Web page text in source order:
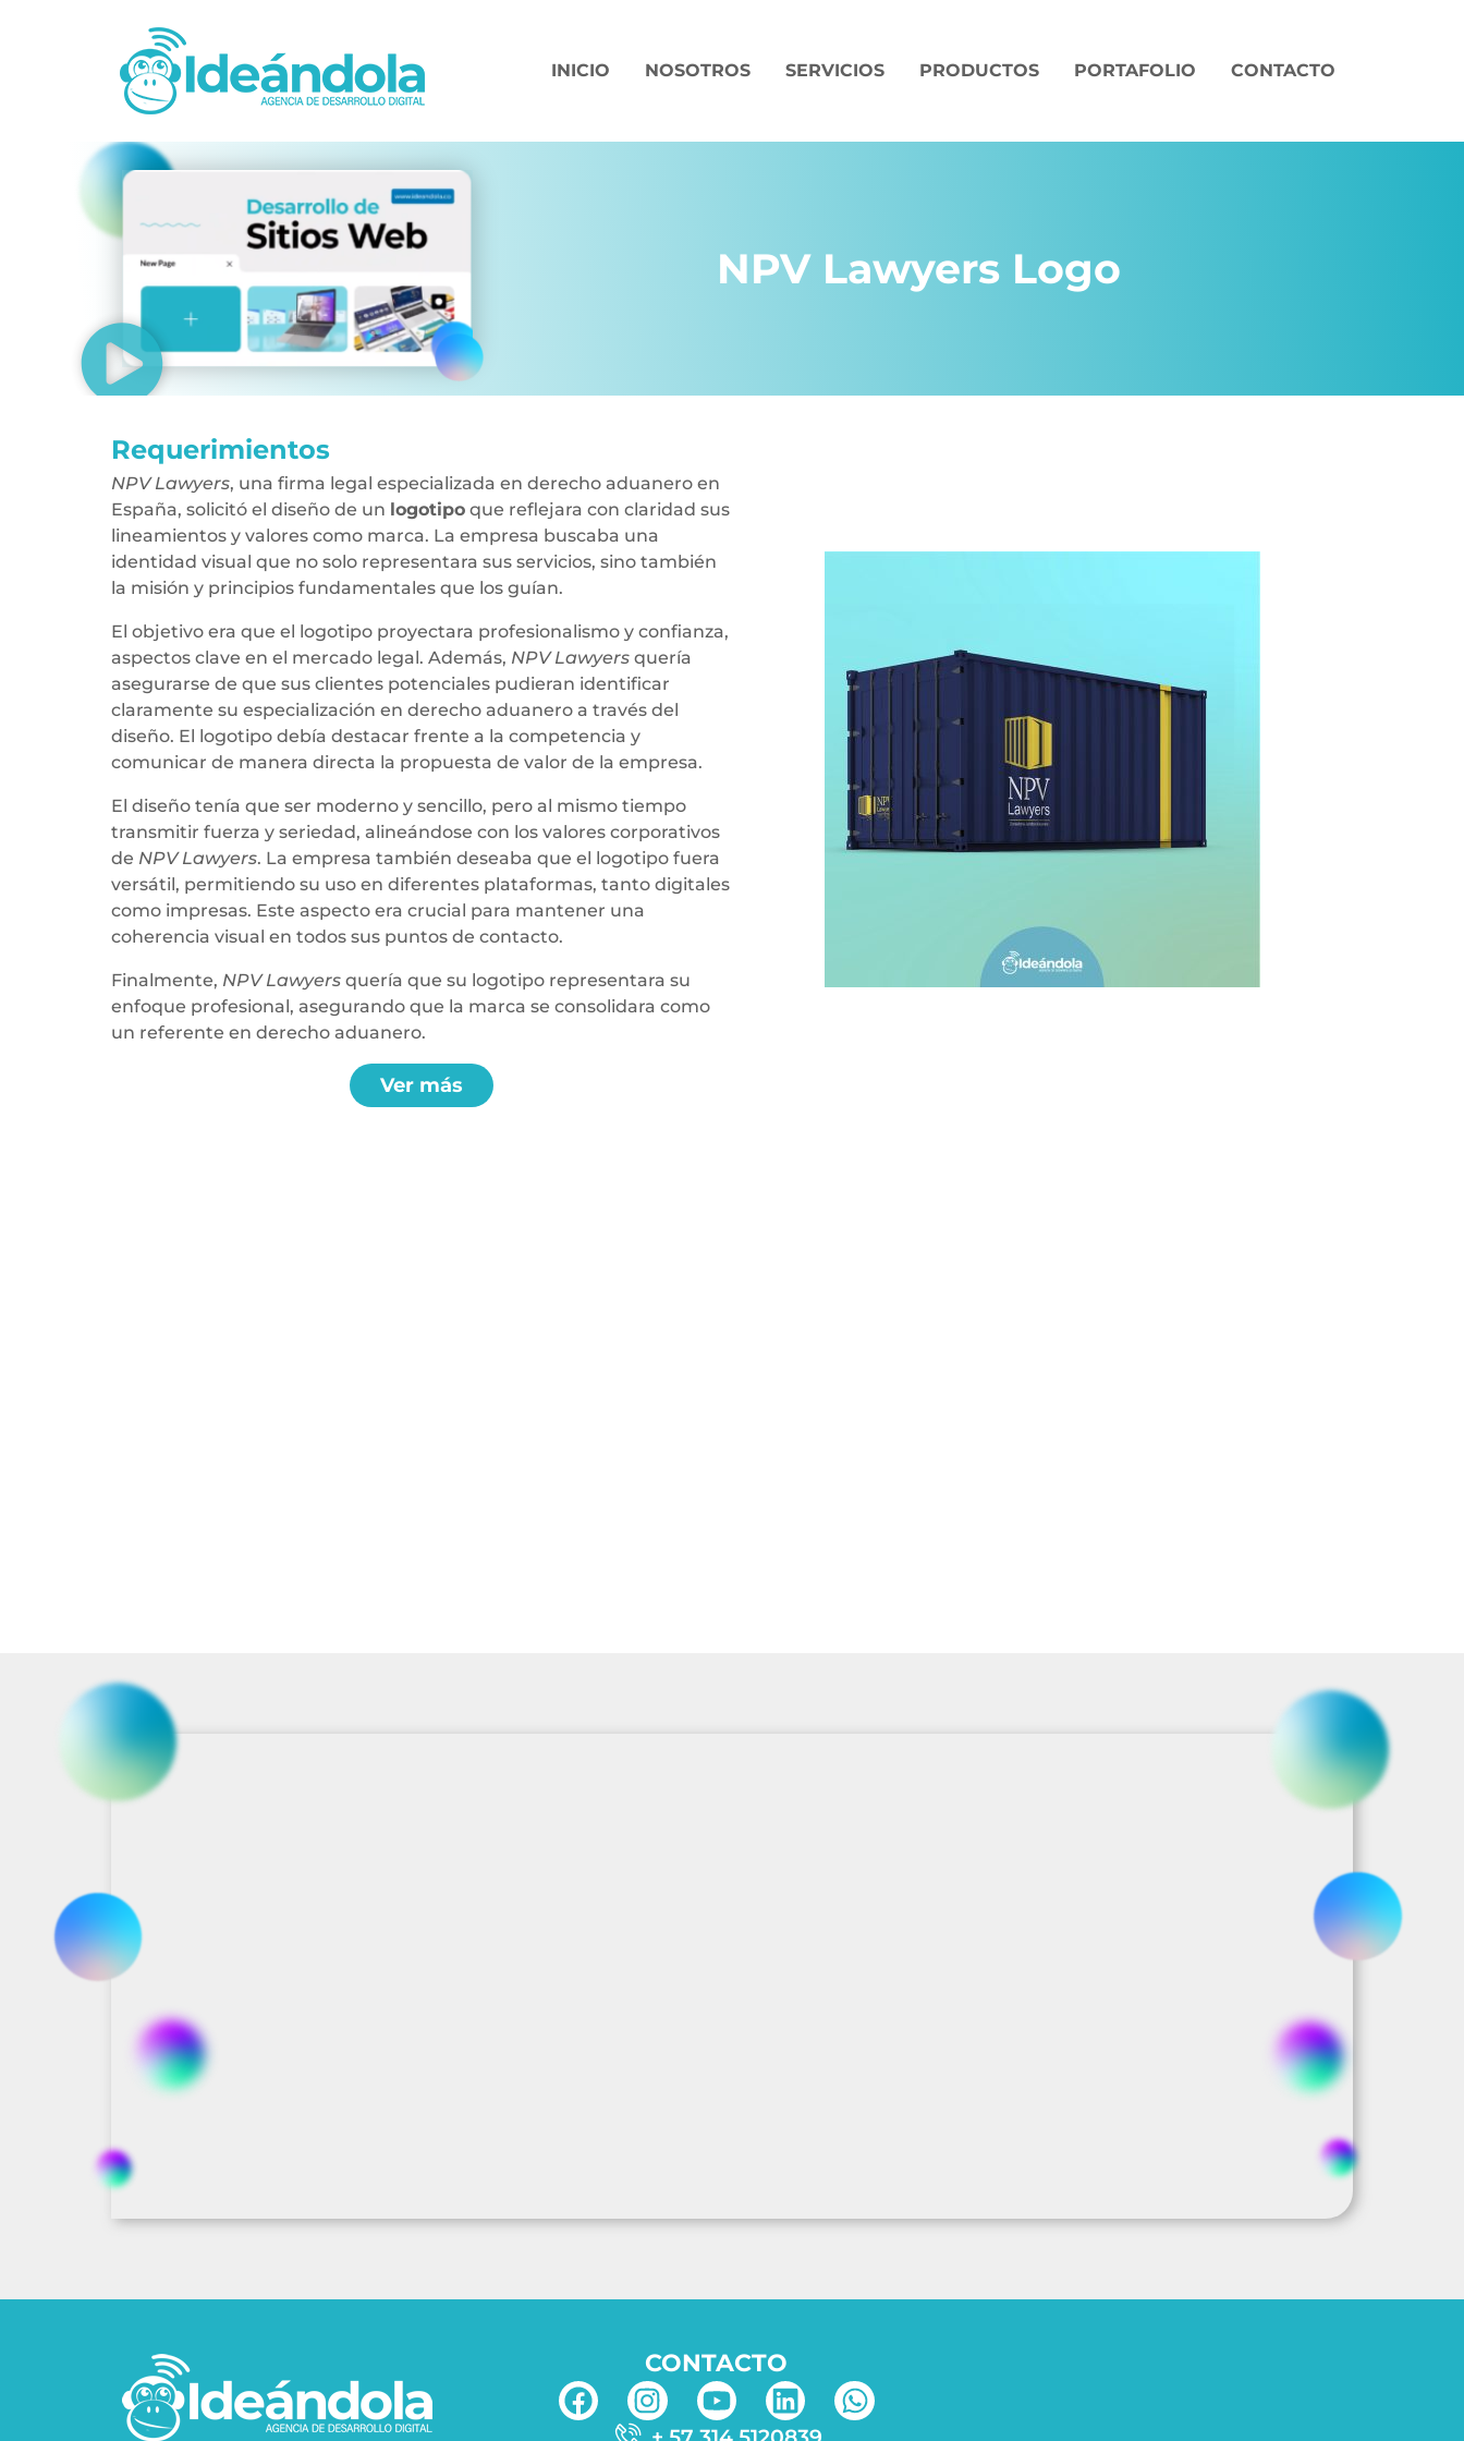
INICIO NOSOTROS SERVICIOS PRODUCTOS PORTAFOLIO CONTACTO
NPV Lawyers Logo
Requerimientos
NPV Lawyers, una firma legal especializada en derecho aduanero en
España, solicitó el diseño de un logotipo que reflejara con claridad sus
lineamientos y valores como marca. La empresa buscaba una
identidad visual que no solo representara sus servicios, sino también
la misión y principios fundamentales que los guían.
El objetivo era que el logotipo proyectara profesionalismo y confianza,
aspectos clave en el mercado legal. Además, NPV Lawyers quería
asegurarse de que sus clientes potenciales pudieran identificar
claramente su especialización en derecho aduanero a través del
diseño. El logotipo debía destacar frente a la competencia y
comunicar de manera directa la propuesta de valor de la empresa.
El diseño tenía que ser moderno y sencillo, pero al mismo tiempo
transmitir fuerza y seriedad, alineándose con los valores corporativos
de NPV Lawyers. La empresa también deseaba que el logotipo fuera
versátil, permitiendo su uso en diferentes plataformas, tanto digitales
como impresas. Este aspecto era crucial para mantener una
coherencia visual en todos sus puntos de contacto.
Finalmente, NPV Lawyers quería que su logotipo representara su
enfoque profesional, asegurando que la marca se consolidara como
un referente en derecho aduanero.
Ver más
CONTACTO